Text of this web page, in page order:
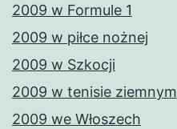
2009 w Formule 1
2009 w piłce nożnej
2009 w Szkocji
2009 w tenisie ziemnym
2009 we Włoszech